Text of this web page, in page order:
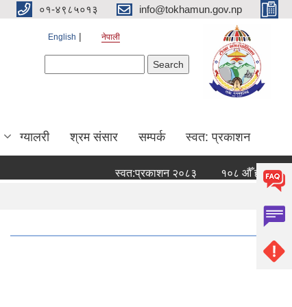
०१-४९८५०१३ info@tokhamun.gov.np
English नेपाली
ग्यालरी श्रम संसार सम्पर्क स्वत: प्रकाशन
स्वत:प्रकाशन २०८३ १०८ औँ हप्ताको